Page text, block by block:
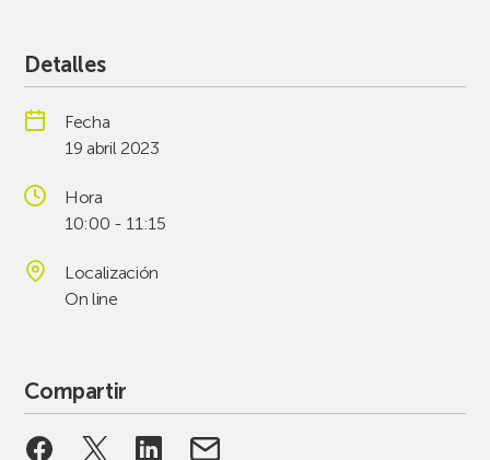
Detalles
Fecha
19 abril 2023
Hora
10:00 - 11:15
Localización
On line
Compartir